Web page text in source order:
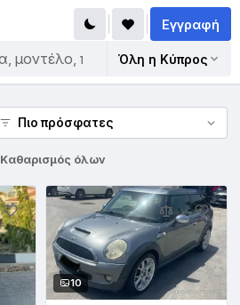
Όλη η Κύπρος
Εγγραφή
Καθαρισμός όλων
10